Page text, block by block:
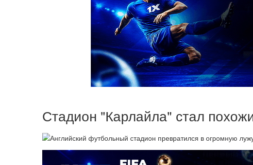
Стадион "Карлайла" стал